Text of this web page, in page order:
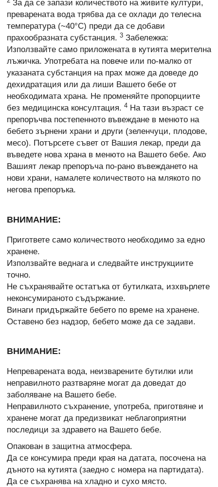
За да се запази количеството на живите култури,
преварената вода трябва да се охлади до телесна
температура (~40°C) преди да се добави
прахообразната субстанция. 3 Забележка:
Използвайте само приложената в кутията мерителна
лъжичка. Употребата на повече или по-малко от
указаната субстанция на прах може да доведе до
дехидратация или да лиши Вашето бебе от
необходимата храна. Не променяйте пропорциите
без медицинска консултация. 4 На тази възраст се
препоръчва постепенното въвеждане в менюто на
бебето зърнени храни и други (зеленчуци, плодове,
месо). Потърсете съвет от Вашия лекар, преди да
въведете нова храна в менюто на Вашето бебе. Ако
Вашият лекар препоръча по-рано въвеждането на
нови храни, намалете количеството на млякото по
негова препоръка.
ВНИМАНИЕ:
Пригответе само количеството необходимо за едно
хранене.
Използвайте веднага и следвайте инструкциите
точно.
Не съхранявайте остатъка от бутилката, изхвърлете
неконсумираното съдържание.
Винаги придържайте бебето по време на хранене.
Оставено без надзор, бебето може да се задави.
ВНИМАНИЕ:
Непреварената вода, неизварените бутилки или
неправилното разтваряне могат да доведат до
заболяване на Вашето бебе.
Неправилното съхранение, употреба, приготвяне и
хранене могат да предизвикат неблагоприятни
последици за здравето на Вашето бебе.
Опакован в защитна атмосфера.
Да се консумира преди края на датата, посочена на
дъното на кутията (заедно с номера на партидата).
Да се съхранява на хладно и сухо място.